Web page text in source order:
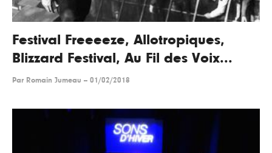
Festival Freeeeze, Allotropiques,
Blizzard Festival, Au Fil des Voix...
Par Romain Jumeau -- 01/02/2018